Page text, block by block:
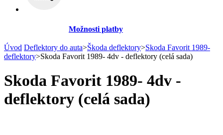
Možnosti platby
Úvod Deflektory do auta>Škoda deflektory>Skoda Favorit 1989-
deflektory>Skoda Favorit 1989- 4dv - deflektory (celá sada)
Skoda Favorit 1989- 4dv -
deflektory (celá sada)